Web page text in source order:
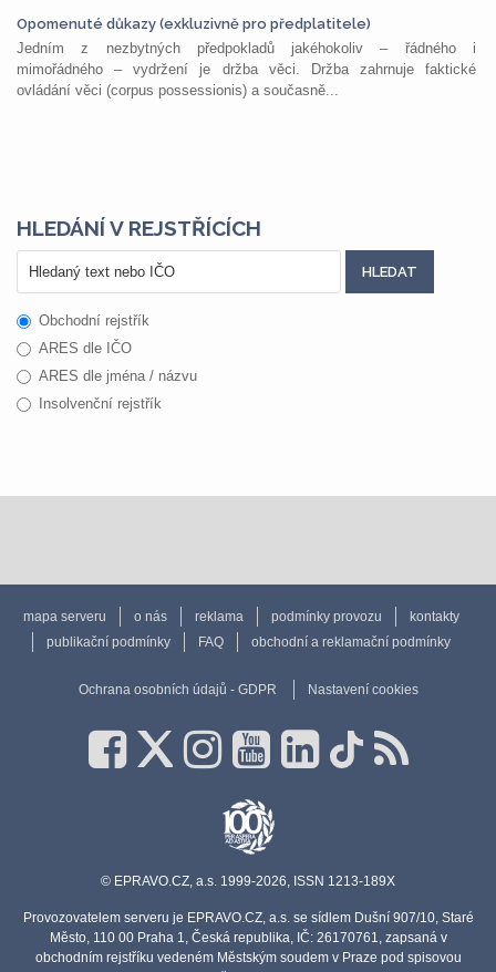
Opomenuté důkazy (exkluzivně pro předplatitele)
Jedním z nezbytných předpokladů jakéhokoliv – řádného i
mimořádného – vydržení je držba věci. Držba zahrnuje faktické
ovládání věci (corpus possessionis) a současně...
HLEDÁNÍ V REJSTŘÍCÍCH
Obchodní rejstřík
ARES dle IČO
ARES dle jména / názvu
Insolvenční rejstřík
mapa serveru o nás reklama podmínky provozu
kontakty
publikační podmínky
FAQ obchodní a reklamační podmínky
Ochrana osobních údajů - GDPR Nastavení cookies
© EPRAVO.CZ, a.s. 1999-2026, ISSN 1213-189X
Provozovatelem serveru je EPRAVO.CZ, a.s. se sídlem Dušní 907/10, Staré
Město, 110 00 Praha 1, Česká republika, IČ: 26170761, zapsaná v
obchodním rejstříku vedeném Městským soudem v Praze pod spisovou